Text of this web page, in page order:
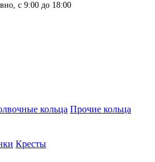
с 9:00 до 18:00
кольца Прочие кольца
Кресты